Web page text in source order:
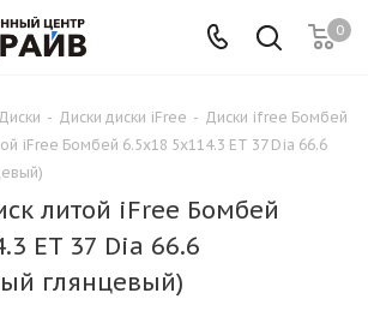
0
Диски - Диски диски iFree - Диски ifree Бомбей
iFree Бомбей 6.5x18 5x114.3 ET 37 Dia 66.6
литой iFree Бомбей
ET 37 Dia 66.6
глянцевый)